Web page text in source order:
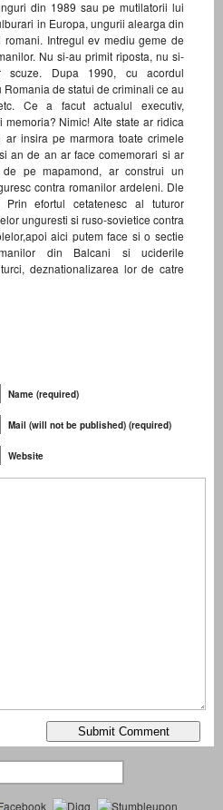
din 1989 sau pe mutilatorii lui
in Europa, ungurii alearga din
Intregul ev mediu geme de
Nu si-au primit riposta, nu si-
scuze. Dupa 1990, cu acordul
Romania de statui de criminali ce au
Ce a facut actualul executiv,
Nimic! Alte state ar ridica
insira pe marmora toate crimele
an de an ar face comemorari si ar
pe mapamond, ar construi un
contra romanilor ardeleni. Dle
Prin efortul cetatenesc al tuturor
unguresti si ruso-sovietice contra
aici putem face si o sectie
din Balcani si uciderile
deznationalizarea lor de catre
Name (required)
Mail (will not be published) (required)
Website